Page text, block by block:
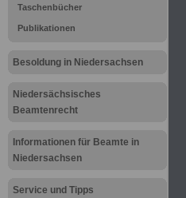
Taschenbücher
Publikationen
Besoldung in Niedersachsen
Niedersächsisches
Beamtenrecht
Informationen für Beamte in
Niedersachsen
Service und Tipps